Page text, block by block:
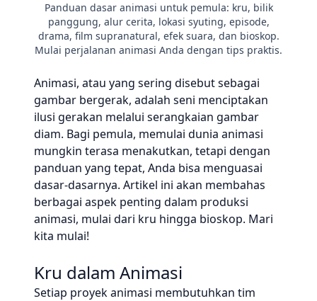
Panduan dasar animasi untuk pemula: kru, bilik
panggung, alur cerita, lokasi syuting, episode,
drama, film supranatural, efek suara, dan bioskop.
Mulai perjalanan animasi Anda dengan tips praktis.
Animasi, atau yang sering disebut sebagai
gambar bergerak, adalah seni menciptakan
ilusi gerakan melalui serangkaian gambar
diam. Bagi pemula, memulai dunia animasi
mungkin terasa menakutkan, tetapi dengan
panduan yang tepat, Anda bisa menguasai
dasar-dasarnya. Artikel ini akan membahas
berbagai aspek penting dalam produksi
animasi, mulai dari kru hingga bioskop. Mari
kita mulai!
Kru dalam Animasi
Setiap proyek animasi membutuhkan tim